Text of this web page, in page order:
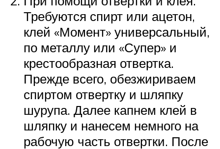
Требуются спирт или ацетон,
клей «Момент» универсальный,
по металлу или «Супер» и
крестообразная отвертка.
Прежде всего, обезжириваем
спиртом отвертку и шляпку
шурупа. Далее капнем клей в
шляпку и нанесем немного на
рабочую часть отвертки. После